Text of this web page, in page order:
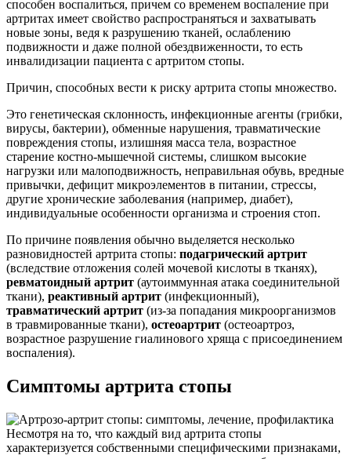
способен воспалиться, причем со временем воспаление при
артритах имеет свойство распространяться и захватывать
новые зоны, ведя к разрушению тканей, ослаблению
подвижности и даже полной обездвиженности, то есть
инвалидизации пациента с артритом стопы.
Причин, способных вести к риску артрита стопы множество.
Это генетическая склонность, инфекционные агенты (грибки,
вирусы, бактерии), обменные нарушения, травматические
повреждения стопы, излишняя масса тела, возрастное
старение костно-мышечной системы, слишком высокие
нагрузки или малоподвижность, неправильная обувь, вредные
привычки, дефицит микроэлементов в питании, стрессы,
другие хронические заболевания (например, диабет),
индивидуальные особенности организма и строения стоп.
По причине появления обычно выделяется несколько
разновидностей артрита стопы: подагрический артрит
(вследствие отложения солей мочевой кислоты в тканях),
ревматоидный артрит (аутоиммунная атака соединительной
ткани), реактивный артрит (инфекционный),
травматический артрит (из-за попадания микроорганизмов
в травмированные ткани), остеоартрит (остеоартроз,
возрастное разрушение гиалинового хряща с присоединением
воспаления).
Симптомы артрита стопы
Несмотря на то, что каждый вид артрита стопы
характеризуется собственными специфическими признаками,